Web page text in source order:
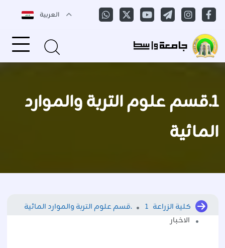
العربية
1.قسم علوم التربة والموارد
المائية
كلية الزراعة 1.قسم علوم التربة والموارد المائية
الاخبار